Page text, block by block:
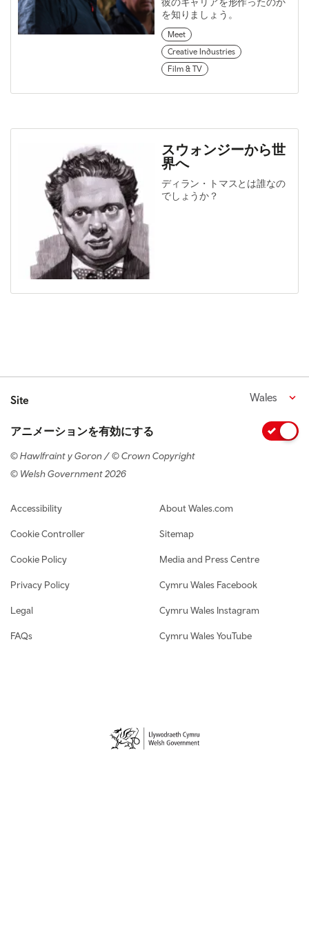
を知りましょう。
Meet
Creative Industries
Film & TV
スウォンジーから世
界へ
ディラン・トマスとは誰なの
でしょうか？
Site Wales
アニメーションを有効にする
© Hawlfraint y Goron / © Crown Copyright
© Welsh Government 2026
Footer navigation
Accessibility
Cookie Controller
Cookie Policy
Privacy Policy
Legal
FAQs
About Wales.com
Sitemap
Media and Press Centre
Cymru Wales Facebook
Cymru Wales Instagram
Cymru Wales YouTube